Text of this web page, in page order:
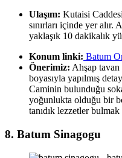
Ulaşım: Kutaisi
sınırları içinde yer
yaklaşık 10 dakikalık
Konum linki: Batum
Önerimiz: Ahşap
boyasıyla yapılmış
Caminin bulunduğu
yoğunlukta olduğu bir
tanıdık lezzetler
8. Batum Sinagogu